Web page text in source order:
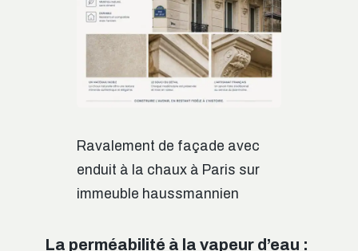
Ravalement de façade avec
enduit à la chaux à Paris sur
immeuble haussmannien
La perméabilité à la vapeur d’eau :